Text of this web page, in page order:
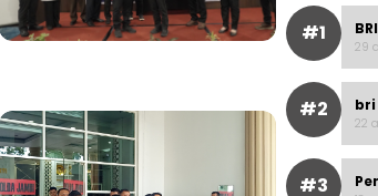
#1
29
#2 bri
22
#3